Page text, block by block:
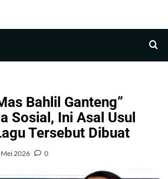
Bahlil Ganteng”
Sosial, Ini Asal Usul
Tersebut Dibuat
2026 0